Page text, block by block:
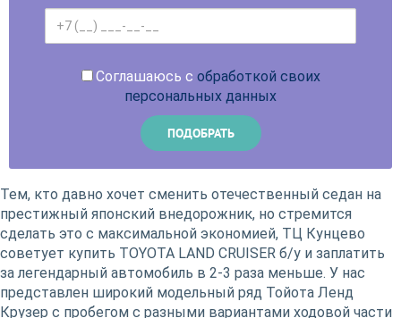
Соглашаюсь с обработкой своих
персональных данных
Тем, кто давно хочет сменить отечественный седан на
престижный японский внедорожник, но стремится
сделать это с максимальной экономией, ТЦ Кунцево
советует купить TOYOTA LAND CRUISER б/у и заплатить
за легендарный автомобиль в 2-3 раза меньше. У нас
представлен широкий модельный ряд Тойота Ленд
Крузер с пробегом с разными вариантами ходовой части